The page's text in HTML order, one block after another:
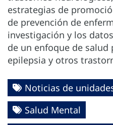
estrategias de
de prevención de
investigación y los
de un enfoque de
epilepsia y otros
Noticias de
Salud Mental